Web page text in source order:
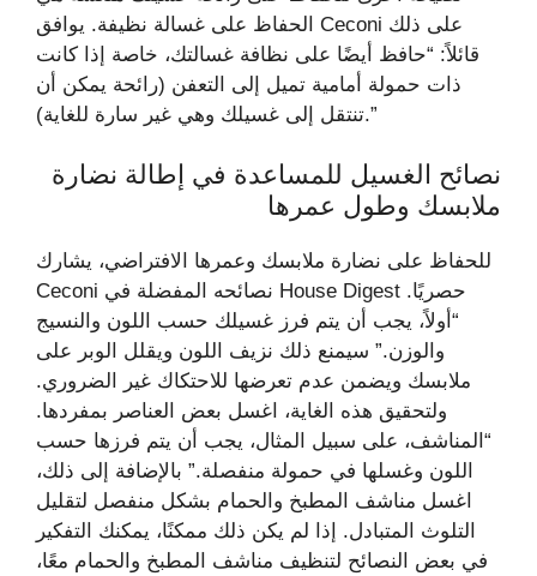
الحفاظ على غسالة نظيفة. يوافق Ceconi على ذلك
قائلاً: “حافظ أيضًا على نظافة غسالتك، خاصة إذا كانت
ذات حمولة أمامية تميل إلى التعفن (رائحة يمكن أن
تنتقل إلى غسيلك وهي غير سارة للغاية).”
نصائح الغسيل للمساعدة في إطالة نضارة
ملابسك وطول عمرها
للحفاظ على نضارة ملابسك وعمرها الافتراضي، يشارك
Ceconi نصائحه المفضلة في House Digest حصريًا.
“أولاً، يجب أن يتم فرز غسيلك حسب اللون والنسيج
والوزن.” سيمنع ذلك نزيف اللون ويقلل الوبر على
ملابسك ويضمن عدم تعرضها للاحتكاك غير الضروري.
ولتحقيق هذه الغاية، اغسل بعض العناصر بمفردها.
“المناشف، على سبيل المثال، يجب أن يتم فرزها حسب
اللون وغسلها في حمولة منفصلة.” بالإضافة إلى ذلك،
اغسل مناشف المطبخ والحمام بشكل منفصل لتقليل
التلوث المتبادل. إذا لم يكن ذلك ممكنًا، يمكنك التفكير
في بعض النصائح لتنظيف مناشف المطبخ والحمام معًا،